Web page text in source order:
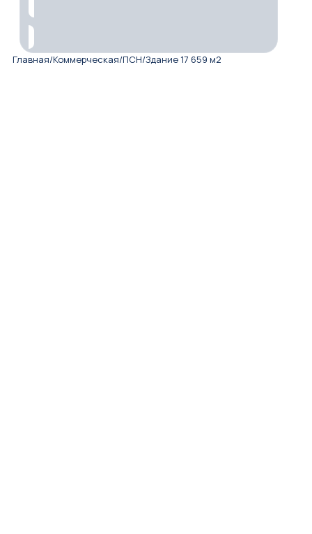
Главная/Коммерческая/ПСН/Здание 17 659 м2